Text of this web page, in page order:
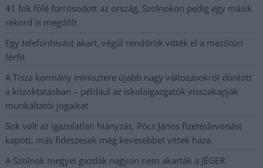
41 fok fölé forrósodott az ország, Szolnokon pedig egy másik
rekord is megdőlt
Egy telefonhívást akart, végül rendőrök vitték el a mezőtúri
férfit
A Tisza kormány minisztere újabb nagy változásokról döntött
a közoktatásban – például az iskolaigazgatók visszakapják
munkáltatói jogaikat
Sok volt az igazolatlan hiányzás, Pócs János fizetéslevonást
kapott, más fideszesek még kevesebbet vittek haza
A Szolnok megyei gazdák nagyon nem akarták a JÉGER